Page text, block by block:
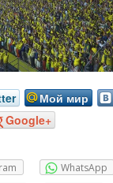
Мой мир
Google+
WhatsApp